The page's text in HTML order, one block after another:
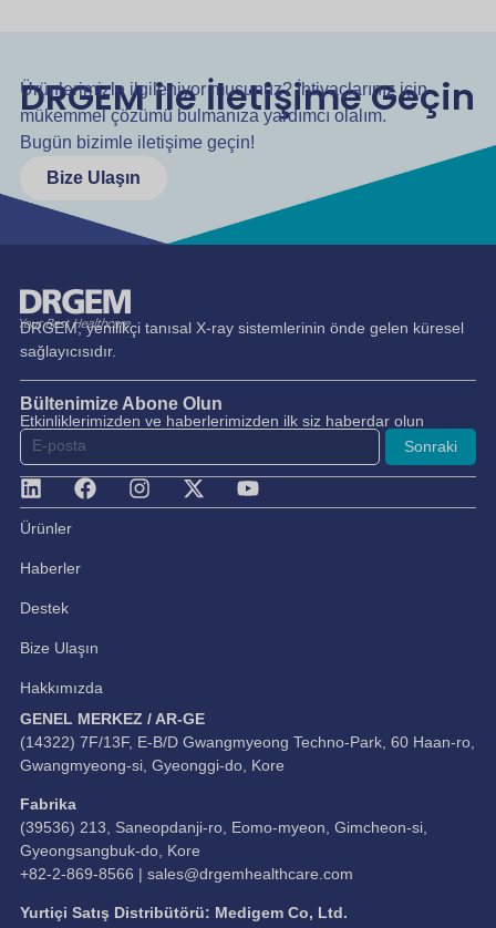
DRGEM ile İletişime Geçin
Ürünlerimizle ilgileniyor musunuz? İhtiyaçlarınız için
mükemmel çözümü bulmanıza yardımcı olalım.
Bugün bizimle iletişime geçin!
Bize Ulaşın
DRGEM, yenilikçi tanısal X-ray sistemlerinin önde gelen küresel
sağlayıcısıdır.
Bültenimize Abone Olun
Etkinliklerimizden ve haberlerimizden ilk siz haberdar olun
Sonraki
Ürünler
Haberler
Destek
Bize Ulaşın
Hakkımızda
GENEL MERKEZ / AR-GE
(14322) 7F/13F, E-B/D Gwangmyeong Techno-Park, 60 Haan-ro,
Gwangmyeong-si, Gyeonggi-do, Kore
Fabrika
(39536) 213, Saneopdanji-ro, Eomo-myeon, Gimcheon-si,
Gyeongsangbuk-do, Kore
+82-2-869-8566 | sales@drgemhealthcare.com
Yurtiçi Satış Distribütörü: Medigem Co, Ltd.